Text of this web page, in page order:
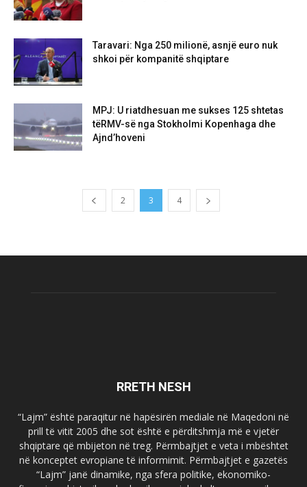
Taravari: Nga 250 milionë, asnjë euro nuk
shkoi për kompanitë shqiptare
MPJ: U riatdhesuan me sukses 125 shtetas
tëRMV-së nga Stokholmi Kopenhaga dhe
Ajnd’hoveni
2 3 4
RRETH NESH
“Lajm” është paraqitur në hapësirën mediale në Maqedoni në
prill të vitit 2005 dhe sot është e përditshmja më e vjetër
shqiptare që mbijeton në treg. Përmbajtjet e veta i mbështet
në konceptet evropiane të informimit. Përmbajtjet e gazetës
“Lajm” janë dinamike, nga sfera politike, ekonomiko-